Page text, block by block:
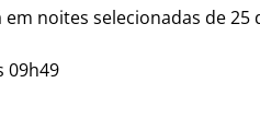
noites selecionadas de 25
09h49